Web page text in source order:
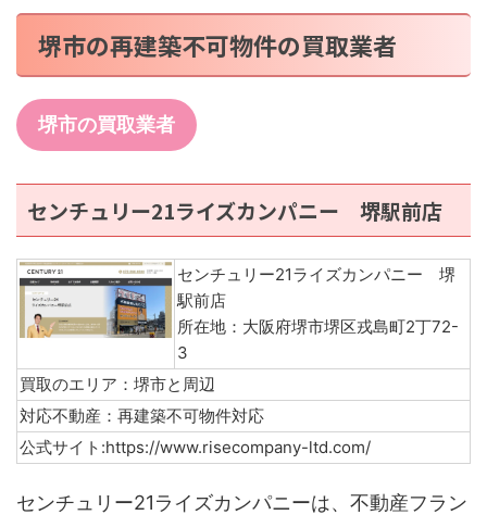
堺市の再建築不可物件の買取業者
堺市の買取業者
センチュリー21ライズカンパニー 堺駅前店
センチュリー21ライズカンパニー 堺
駅前店
所在地：大阪府堺市堺区戎島町2丁72-
3
買取のエリア：堺市と周辺
対応不動産：再建築不可物件対応
公式サイト:https://www.risecompany-ltd.com/
センチュリー21ライズカンパニーは、不動産フラン